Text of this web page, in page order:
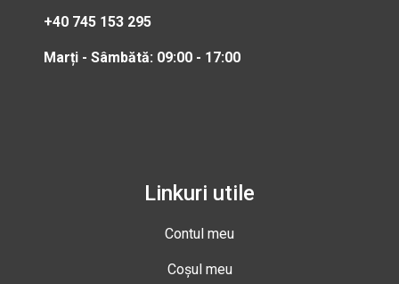
+40 745 153 295
Marți - Sâmbătă: 09:00 - 17:00
Linkuri utile
Contul meu
Coșul meu